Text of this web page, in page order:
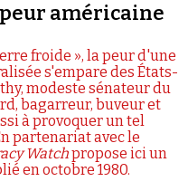
peur américaine
froide », la peur d'une
s'empare des États-
modeste sénateur du
bagarreur, buveur et
à provoquer un tel
partenariat avec le
Watchpropose ici un
en octobre 1980.